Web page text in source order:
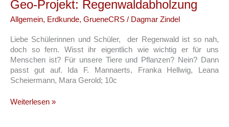
Geo-Projekt: Regenwaldabholzung
Allgemein, Erdkunde, GrueneCRS / Dagmar Zindel
Liebe Schülerinnen und Schüler, der Regenwald ist so nah,
doch so fern. Wisst ihr eigentlich wie wichtig er für uns
Menschen ist? Für unsere Tiere und Pflanzen? Nein? Dann
passt gut auf. Ida F. Mannaerts, Franka Hellwig, Leana
Scheiermann, Mara Gerold; 10c
Geo-
Weiterlesen »